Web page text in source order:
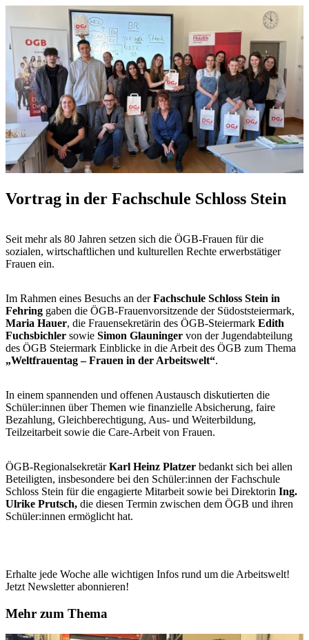
Vortrag in der Fachschule Schloss Stein
Seit mehr als 80 Jahren setzen sich die ÖGB-Frauen für die
sozialen, wirtschaftlichen und kulturellen Rechte erwerbstätiger
Frauen ein.
Im Rahmen eines Besuchs an derFachschule Schloss Stein in
Fehring gaben die ÖGB-Frauenvorsitzende der Südoststeiermark,
Maria Hauer, die Frauensekretärin des ÖGB-Steiermark Edith
Fuchsbichler sowie Simon Glauninger von der Jugendabteilung
des ÖGB Steiermark Einblicke in die Arbeit des ÖGB zum Thema
„Weltfrauentag – Frauen in der Arbeitswelt“.
In einem spannenden und offenen Austausch diskutierten die
Schüler:innen über Themen wie finanzielle Absicherung, faire
Bezahlung, Gleichberechtigung, Aus- und Weiterbildung,
Teilzeitarbeit sowie die Care-Arbeit von Frauen.
ÖGB-RegionalsekretärKarl Heinz Platzer bedankt sich bei allen
Beteiligten, insbesondere bei den Schüler:innen der Fachschule
Schloss Stein für die engagierte Mitarbeit sowie bei Direktorin Ing.
Ulrike Prutsch, die diesen Termin zwischen dem ÖGB und ihren
Schüler:innen ermöglicht hat.
Erhalte jede Woche alle wichtigen Infos rund um die Arbeitswelt!
Jetzt Newsletter abonnieren!
Mehr zum Thema